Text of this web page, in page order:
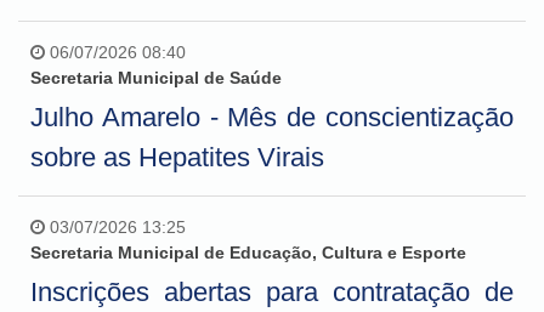
06/07/2026 08:40
Secretaria Municipal de Saúde
Julho Amarelo - Mês de conscientização
sobre as Hepatites Virais
03/07/2026 13:25
Secretaria Municipal de Educação, Cultura e Esporte
Inscrições abertas para contratação de